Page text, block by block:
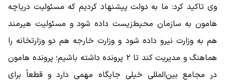
وی تاکید کرد: ما به دولت پیشنهاد کردیم که مسئولیت دریاچه
هامون به سازمان محیط‌زیست داده شود و مسئولیت هیرمند
هم به وزارت نیرو داده شود و وزارت خارجه هم دو وزارتخانه را
هماهنگ و مدیریت کند تا ۲ پرونده داشته باشیم؛ پرونده هامون
در مجامع بین‌المللی خیلی جایگاه مهمی دارد و قطعاً برای